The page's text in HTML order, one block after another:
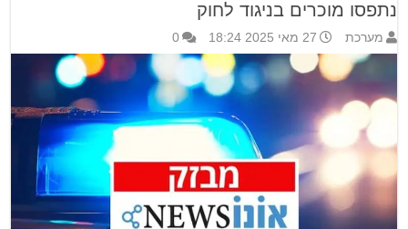
נתפסו מוכרים בניגוד לחוק
מערכת 27 מאי 2025 18:24 0